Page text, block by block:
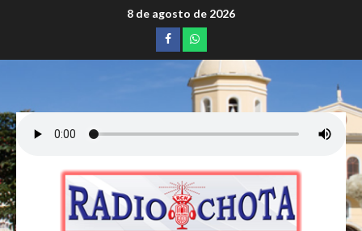
8 de agosto de 2026
Facebookwhatsapp